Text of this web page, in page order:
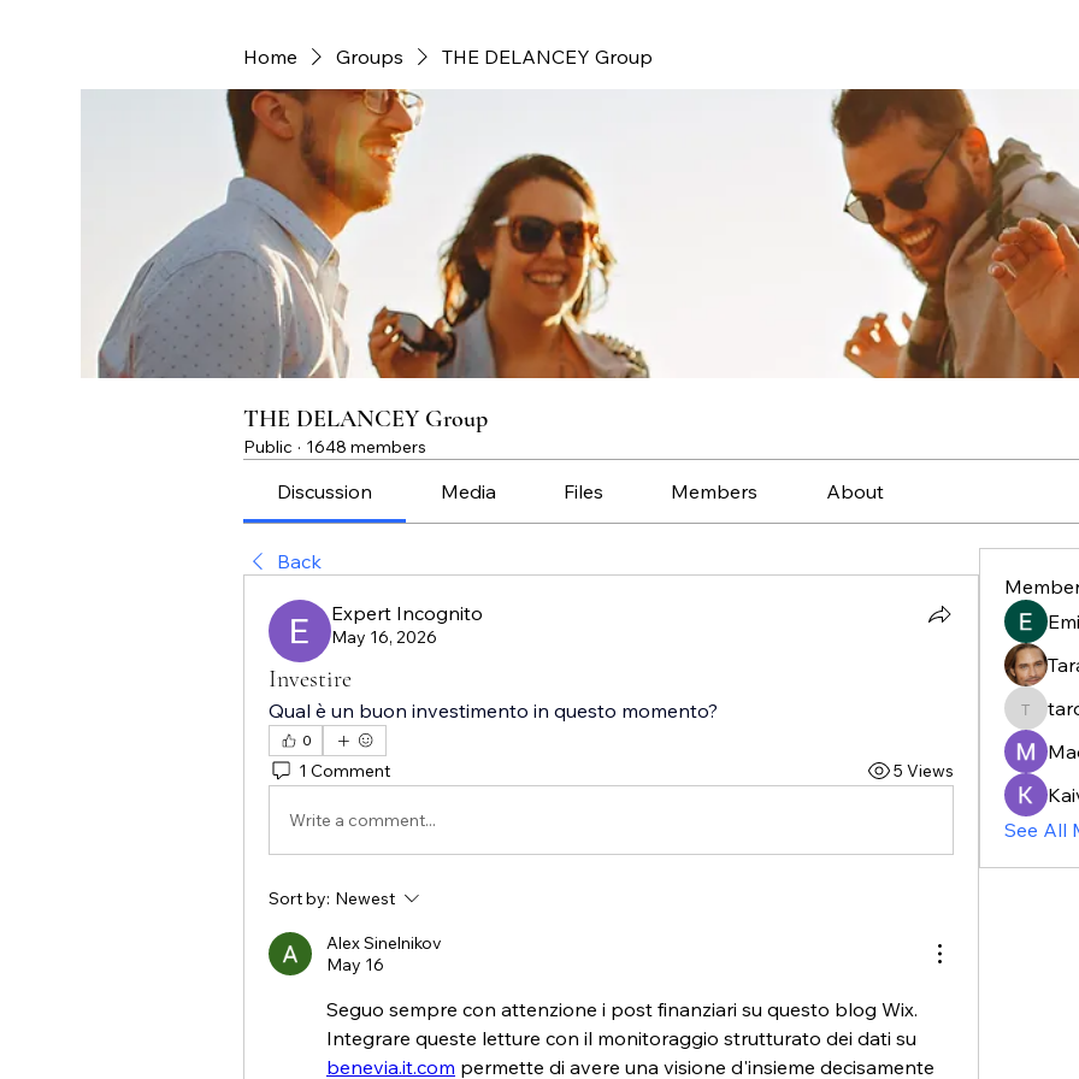
Home Groups THE DELANCEY Group
THE DELANCEY Group
Public · 1648 members
Discussion Media Files Members About
Back
Expert Incognito
May 16, 2026
Investire
Qual è un buon investimento in questo momento?
0
1 Comment 5 Views
Write a comment...
Sort by: Newest
Alex Sinelnikov
May 16
Seguo sempre con attenzione i post finanziari su questo blog Wix.
benevia.it.com permette di avere una visione d'insieme decisamente
See All